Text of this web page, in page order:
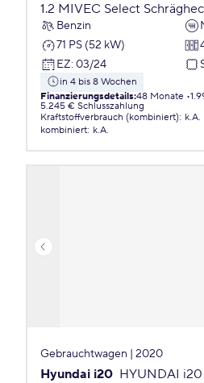
1.2 MIVEC Select
Benzin
71 PS (52 kW)
EZ: 03/24
in 4 bis 8 Wochen
Finanzierungsdetails:48 Monate
5.245 € Schlusszahlung
Kraftstoffverbrauch (kombiniert): k.A.
kombiniert: k.A.
Gebrauchtwagen | 2020
Hyundai i20 HYUNDAI i20